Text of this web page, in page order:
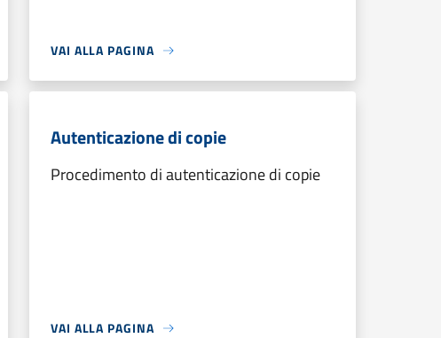
VAI ALLA PAGINA
Autenticazione di copie
Procedimento di autenticazione di copie
VAI ALLA PAGINA